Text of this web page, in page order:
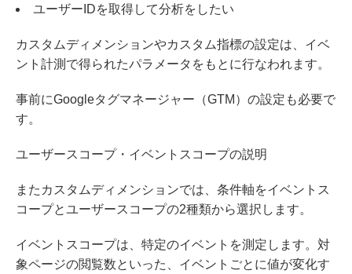
ユーザーIDを取得して分析をしたい
カスタムディメンションやカスタム指標の設定は、イベ
ント計測で得られたパラメータをもとに行なわれます。
事前にGoogleタグマネージャー（GTM）の設定も必要で
す。
ユーザースコープ・イベントスコープの説明
またカスタムディメンションでは、条件軸をイベントス
コープとユーザースコープの2種類から選択します。
イベントスコープは、特定のイベントを測定します。対
象ページの閲覧数といった、イベントごとに値が変化す